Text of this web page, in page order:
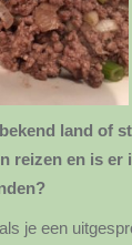
land of
reizen en is er
je een